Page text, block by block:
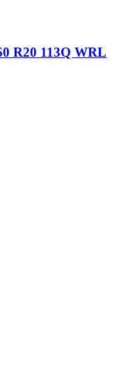
R20 113Q WRL